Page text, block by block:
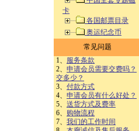
卡
各国邮票目录
奥运纪念币
常见问题
1、 服务条款
2、 申请会员需要交费吗？
交多少？
3、 付款方式
4、 申请会员有什么好处？
5、 送货方式及费率
6、 购物流程
7、 我们的工作时间